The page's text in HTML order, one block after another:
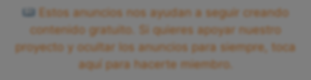
Estos anuncios nos ayudan a seguir creando
contenido gratuito. Si quieres apoyar nuestro
proyecto y ocultar los anuncios para siempre, toca
aquí para hacerte miembro.